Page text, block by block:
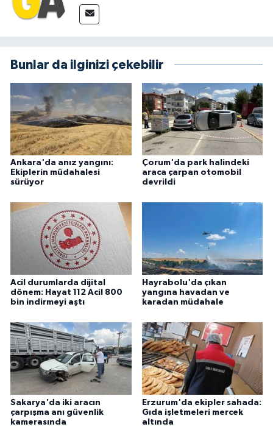
Bunlar da ilginizi çekebilir
Ankara'da anız yangını:
Ekiplerin müdahalesi
sürüyor
Çorum'da park halindeki
araca çarpan otomobil
devrildi
Acil durumlarda dijital
dönem: Hayat 112 Acil 800
bin indirmeyi aştı
Hayrabolu'da çıkan
yangına havadan ve
karadan müdahale
Sakarya'da iki aracın
çarpışma anı güvenlik
kamerasında
Erzurum'da ekipler sahada:
Gıda işletmeleri mercek
altında